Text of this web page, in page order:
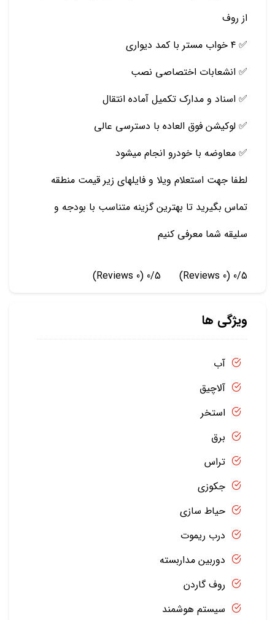
از روف
✅ ۴ خواب مستر با کمد دیواری
✅ انشعابات اختصاصی نصب
✅ اسناد و مدارک تکمیل آماده انتقال
✅ لوکیشن فوق العاده با دسترسی عالی
✅ معاوضه با خودرو انجام میشود
لطفا جهت استعلام ویلا و فایلهای زیر قیمت منطقه
تماس بگیرید تا بهترین گزینه متناسب با بودجه و
سلیقه شما معرفی کنیم
0/5
(0 Reviews)
0/5
(0 Reviews)
ویژگی ها
آب
آلاچیق
استخر
برق
تراس
جکوزی
حیاط سازی
درب ریموت
دوربین مداربسته
روف گاردن
سیستم هوشمند